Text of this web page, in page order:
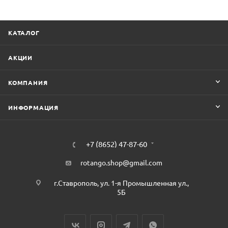
КАТАЛОГ
АКЦИИ
КОМПАНИЯ
ИНФОРМАЦИЯ
+7 (8652) 47-87-60
rotango.shop@gmail.com
г.Ставрополь, ул. 1-я Промышленная ул.,
5Б